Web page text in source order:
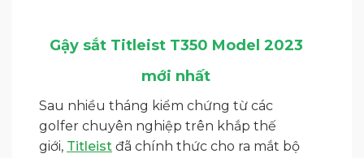
Gậy sắt Titleist T350 Model 2023
mới nhất
Sau nhiều tháng kiểm chứng từ các
golfer chuyên nghiệp trên khắp thế
giới, Titleist đã chính thức cho ra mắt bộ